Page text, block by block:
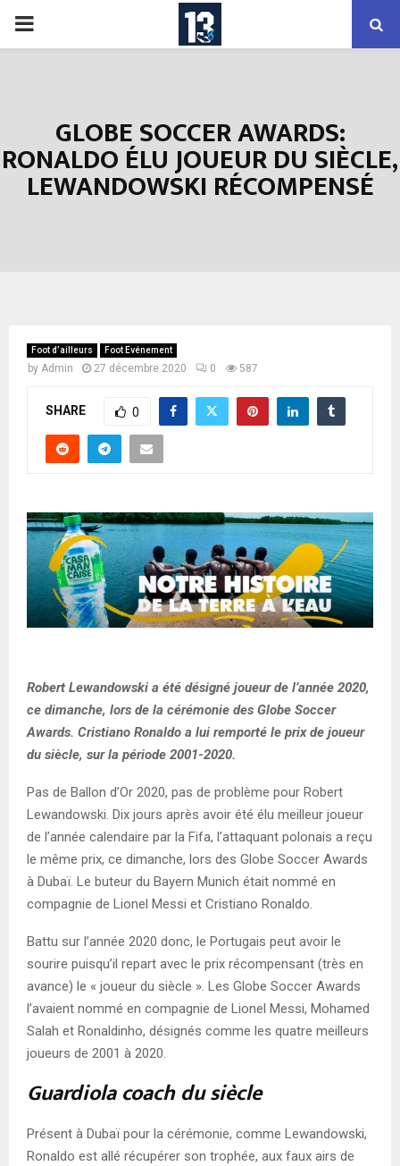
PRIMARY
GLOBE SOCCER AWARDS:
RONALDO ÉLU JOUEUR DU SIÈCLE,
LEWANDOWSKI RÉCOMPENSÉ
Foot d’ailleurs Foot Evénement
by Admin 27 décembre 2020 0 587
SHARE 0
Robert Lewandowski a été désigné joueur de l’année 2020,
ce dimanche, lors de la cérémonie des Globe Soccer
Awards. Cristiano Ronaldo a lui remporté le prix de joueur
du siècle, sur la période 2001-2020.
Pas de Ballon d’Or 2020, pas de problème pour Robert
Lewandowski. Dix jours après avoir été élu meilleur joueur
de l’année calendaire par la Fifa, l’attaquant polonais a reçu
le même prix, ce dimanche, lors des Globe Soccer Awards
à Dubaï. Le buteur du Bayern Munich était nommé en
compagnie de Lionel Messi et Cristiano Ronaldo.
Battu sur l’année 2020 donc, le Portugais peut avoir le
sourire puisqu’il repart avec le prix récompensant (très en
avance) le « joueur du siècle ». Les Globe Soccer Awards
l’avaient nommé en compagnie de Lionel Messi, Mohamed
Salah et Ronaldinho, désignés comme les quatre meilleurs
joueurs de 2001 à 2020.
Guardiola coach du siècle
Présent à Dubaï pour la cérémonie, comme Lewandowski,
Ronaldo est allé récupérer son trophée, aux faux airs de